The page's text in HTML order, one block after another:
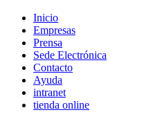
Inicio
Empresas
Prensa
Sede Electrónica
Contacto
Ayuda
intranet
tienda online